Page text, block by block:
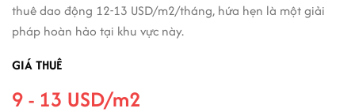
thuê dao động 12-13 USD/m2/tháng, hứa hẹn là một giải
pháp hoàn hảo tại khu vực này.
GIÁ THUÊ
9 - 13 USD/m2